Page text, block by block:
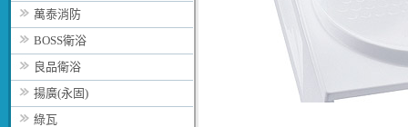
萬泰消防
BOSS衛浴
良品衛浴
揚廣(永固)
綠瓦